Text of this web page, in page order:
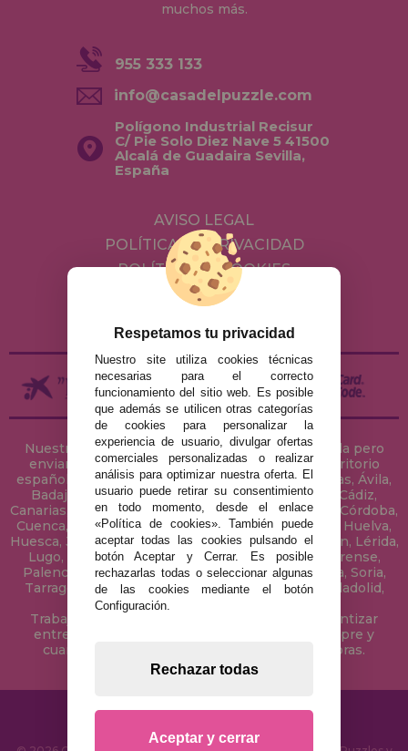
muchos más.
955 333 133
info@casadelpuzzle.com
Polígono Industrial Recisur
C/ Pie Solo Diez Nave 5 41500
Alcalá de Guadaira Sevilla,
España
AVISO LEGAL
POLÍTICA DE PRIVACIDAD
POLÍTICA DE COOKIES
ENVÍOS Y DEVOLUCIONES
Nuestra tienda de puzzles está ubicada en Sevilla pero
enviamos tus puzzles a cualquier ciudad del territorio
español: Álava, Albacete, Alicante, Almería, Asturias, Ávila,
Badajoz, Baleares, Barcelona, Burgos, Cáceres, Cádiz,
Canarias, Cantabria, Castellón, Ceuta, Ciudad Real, Córdoba,
Cuenca, Gerona, Granada, Guadalajara, Guipúzcoa, Huelva,
Huesca, Jaén, La Coruña, La Rioja, Las Palmas, Leon, Lérida,
Lugo, Madrid, Málaga, Melilla, Murcia, Navarra, Orense,
Palencia, Pontevedra, Salamanca, Segovia, Sevilla, Soria,
Tarragona, Tenerife, Teruel, Toledo, Valencia, Valladolid,
Vizcaya, Zamora y Zaragoza.
Trabajamos con Stocks permanentes para garantizar
entregas rápidas en territorio peninsular, siempre y
cuando el pedido se realice antes de las 18 horas.
Respetamos tu privacidad
Nuestro site utiliza cookies técnicas
necesarias para el correcto
funcionamiento del sitio web. Es posible
que además se utilicen otras categorías
de cookies para personalizar la
experiencia de usuario, divulgar ofertas
comerciales personalizadas o realizar
análisis para optimizar nuestra oferta. El
usuario puede retirar su consentimiento
en todo momento, desde el enlace
«Política de cookies». También puede
aceptar todas las cookies pulsando el
botón Aceptar y Cerrar. Es posible
rechazarlas todas o seleccionar algunas
de las cookies mediante el botón
Configuración.
Rechazar todas
Aceptar y cerrar